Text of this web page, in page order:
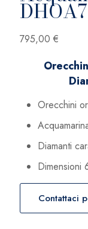
795,00 €
Orecchini
Diamanti
Dimensioni
Contattaci